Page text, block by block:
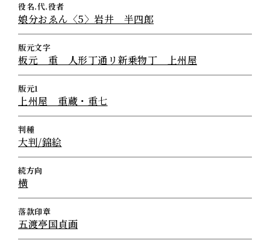
役名.代.役者
娘分おゑん〈5〉岩井 半四郎
版元文字
板元 重 人形丁通リ新乗物丁 上州屋
版元1
上州屋 重蔵・重七
判種
大判/錦絵
続方向
横
落款印章
五渡亭国貞画